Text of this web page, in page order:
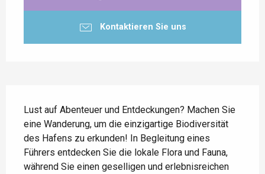
Kontaktieren Sie uns
Lust auf Abenteuer und Entdeckungen? Machen Sie
eine Wanderung, um die einzigartige Biodiversität
des Hafens zu erkunden! In Begleitung eines
Führers entdecken Sie die lokale Flora und Fauna,
während Sie einen geselligen und erlebnisreichen